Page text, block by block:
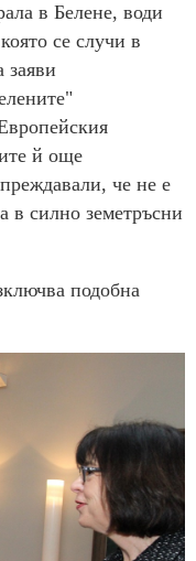
в Белене, води
се случи в
й още
че не е
в силно земетръсни
подобна